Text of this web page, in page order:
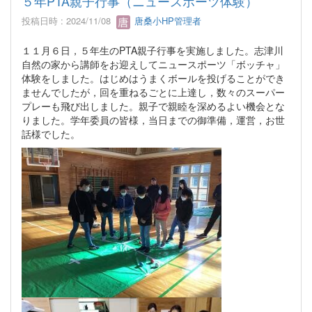
投稿日時 : 2024/11/08 唐桑小HP管理者
１１月６日，５年生のPTA親子行事を実施しました。志津川
自然の家から講師をお迎えしてニュースポーツ「ボッチャ」
体験をしました。はじめはうまくボールを投げることができ
ませんでしたが，回を重ねるごとに上達し，数々のスーパー
プレーも飛び出しました。親子で親睦を深めるよい機会とな
りました。学年委員の皆様，当日までの御準備，運営，お世
話様でした。